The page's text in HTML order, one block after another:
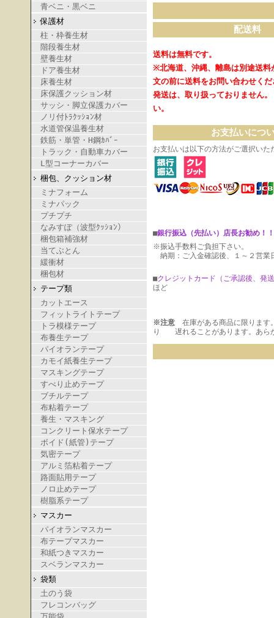
青ベニ・黒ベニ
保護材
柱・枠養生材
階段養生材
壁養生材
ドア養生材
床養生材
床保護クッション材
サッシ・脚立保護カバー
ノリ付ﾄﾗｸｯｼｮﾝ材
水道管保温養生材
鉄筋・単管・H鋼ｶﾊﾞｰ
トラック・自動車カバー
L型コーナーカバー
梱包、クッション材
ミナフォーム
ミナパック
プチプチ
なみすぽ（波型ｸｯｼｮﾝ）
梱包箱補強材
当てぶとん
緩衝材
梱包材
テープ類
カットエース
フィットライトテープ
トラ模様テープ
布養生テープ
パイオランテープ
カモイ紙養生テープ
マスキングテープ
すべり止めテープ
ブチルテープ
布粘着テープ
養生・マスキング
コンクリート保水テープ
ボイド(紙管)テープ
気密テープ
アルミ箔粘着テープ
路面貼用テープ
ノロ止めテープ
樹脂系テープ
マスカー
パイオランマスカー
布テープマスカー
和紙つきマスカー
スベランマスカー
袋類
土のう袋
フレコンバッグ
配送料
送料は無料です。
※北海道、沖縄、離島は別途送料
文の前に送料をお問い合わせくだ
発送は、取り扱っておりません
い。
お支払いにつ
お支払いは以下の方法がご選択いた
■銀行振込（先払い）店長お勧め！
※振込手数料ご負担下さい。
納期：ご入金確認後、１～２営業
■クレジットカード（ご承認後、発送
ほど
※注意在庫がある商品に限ります
り 遅れることがあります。あら